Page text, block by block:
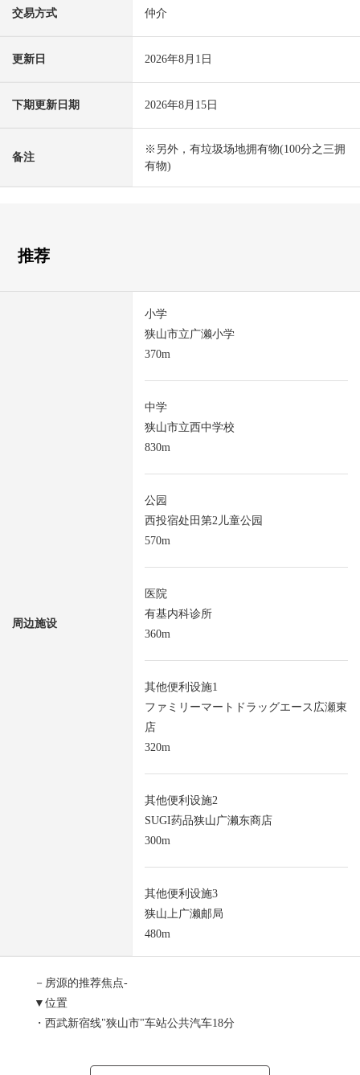
交易方式 仲介
更新日 2026年8月1日
下期更新日期 2026年8月15日
备注
※另外，有垃圾场地拥有物(100分之三拥
有物)
推荐
周边施设
小学
狭山市立广濑小学
370m
中学
狭山市立西中学校
830m
公园
西投宿处田第2儿童公园
570m
医院
有基内科诊所
360m
其他便利设施1
ファミリーマートドラッグエース広瀬東
店
320m
其他便利设施2
SUGI药品狭山广濑东商店
300m
其他便利设施3
狭山上广濑邮局
480m
－房源的推荐焦点-
▼位置
・西武新宿线"狭山市"车站公共汽车18分
・土地面积100平米(约30.25坪)